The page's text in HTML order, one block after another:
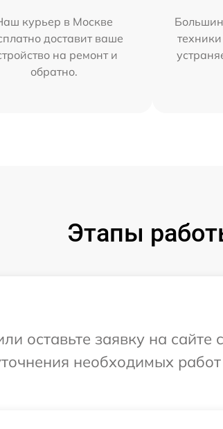
курьер в Москве
доставит ваше
на ремонт и
обратно.
Этапы
оставьте заявку на
необходимых